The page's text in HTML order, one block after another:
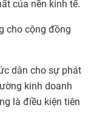
của nền kinh tế.
cho cộng đồng
dân cho sự phát
kinh doanh
là điều kiện tiên